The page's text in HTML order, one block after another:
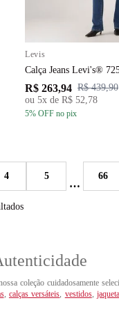
Levis
Calça Jeans Levi's®
R$ 263,94 R$ 439,90
ou 5x de R$ 52,78
5% OFF no pix
4 5
…
66
coleção cuidadosamente
, calças versáteis, vestidos,